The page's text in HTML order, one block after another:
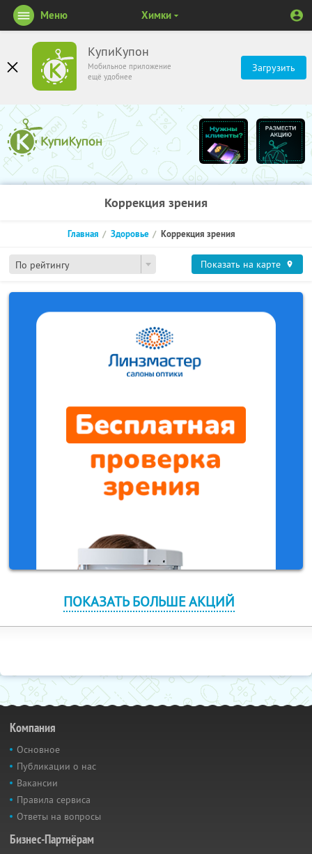
КупиКупон
Мобильное приложение
ещё удобнее
Загрузить
Меню Химки
Коррекция зрения
По рейтингу
Главная Здоровье Коррекция зрения
Показать на карте
ПОКАЗАТЬ БОЛЬШЕ АКЦИЙ
Компания
Основное
Публикации о нас
Вакансии
Правила сервиса
Ответы на вопросы
Бизнес-Партнёрам